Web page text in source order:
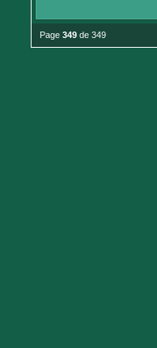
Page 349 de 349